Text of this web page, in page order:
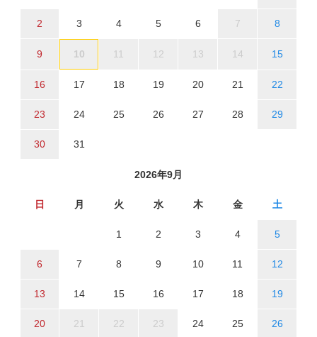
2 3 4 5 6 7 8
9 10 11 12 13 14 15
16 17 18 19 20 21 22
23 24 25 26 27 28 29
30 31
2026年9月
日 月 火 水 木 金 土
1 2 3 4 5
6 7 8 9 10 11 12
13 14 15 16 17 18 19
20 21 22 23 24 25 26